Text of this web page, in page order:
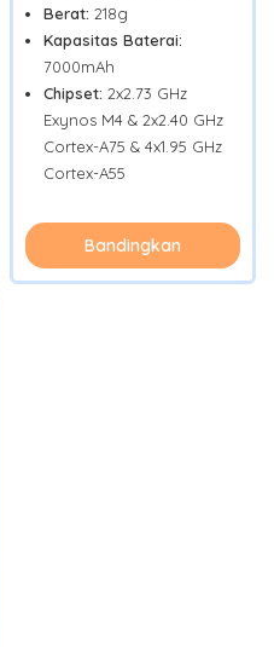
Berat: 218g
Kapasitas Baterai:
7000mAh
Chipset: 2x2.73 GHz
Exynos M4 & 2x2.40 GHz
Cortex-A75 & 4x1.95 GHz
Cortex-A55
Bandingkan